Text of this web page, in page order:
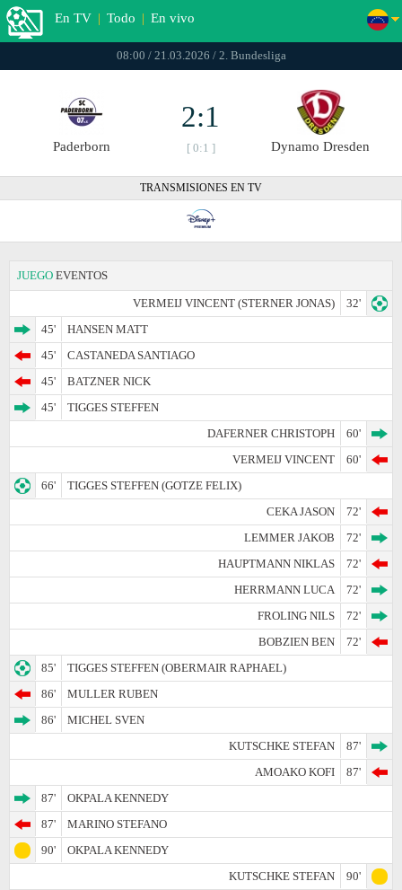
En TV | Todo | En vivo
08:00 / 21.03.2026 / 2. Bundesliga
Paderborn
2:1
[ 0:1 ] Dynamo Dresden
TRANSMISIONES EN TV
JUEGO EVENTOS
VERMEIJ VINCENT (STERNER JONAS)
32'
45'
HANSEN MATT
45'
CASTANEDA SANTIAGO
45'
BATZNER NICK
45'
TIGGES STEFFEN
DAFERNER CHRISTOPH
60'
VERMEIJ VINCENT
60'
66'
TIGGES STEFFEN (GOTZE FELIX)
CEKA JASON
72'
LEMMER JAKOB
72'
HAUPTMANN NIKLAS
72'
HERRMANN LUCA
72'
FROLING NILS
72'
BOBZIEN BEN
72'
85'
TIGGES STEFFEN (OBERMAIR RAPHAEL)
86'
MULLER RUBEN
86'
MICHEL SVEN
KUTSCHKE STEFAN
87'
AMOAKO KOFI
87'
87'
OKPALA KENNEDY
87'
MARINO STEFANO
90'
OKPALA KENNEDY
KUTSCHKE STEFAN
90'